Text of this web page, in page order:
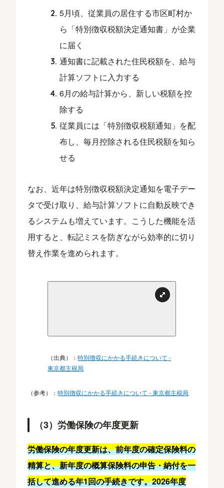
5月頃、従業員の居住する市区町村か
ら「特別徴収税額決定通知書」が企業
に届く
通知書に記載された住民税額を、給与
計算ソフトに入力する
6月の給与計算から、新しい税額を控
除する
従業員には「特別徴収税額通知」を配
布し、毎月控除される住民税額を知ら
せる
なお、近年は特別徴収税額決定通知を電子デー
タで受け取り、給与計算ソフトに自動反映でき
るシステムも増えています。こうした機能を活
用すると、転記ミスを防ぎながら効率的に切り
替え作業を進められます。
（出典）：特別徴収にかかる手続きについて -
東京都主税局
（参考）：特別徴収にかかる手続きについて - 東京都主税局
（3）労働保険の年度更新
労働保険の年度更新は、前年度の確定保険料の
精算と、新年度の概算保険料の申告・納付を一
括して進める年1回の手続きです。2026年度